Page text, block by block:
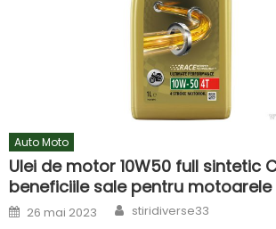
Auto Moto
Ulei de motor 10W50 full sintetic
beneficiile sale pentru motoarele
Posted
on
26 mai 2023 Author
stiridiverse33